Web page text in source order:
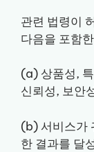
관련 법령이
다음을 포함
(a) 상품성,
신뢰성, 보안
(b) 서비스가
한 결과를 달